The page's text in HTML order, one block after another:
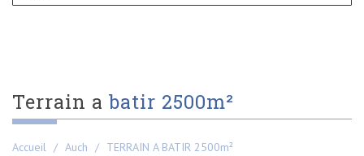
terrain a batir 2500m²
Accueil Auch TERRAIN A BATIR 2500m²